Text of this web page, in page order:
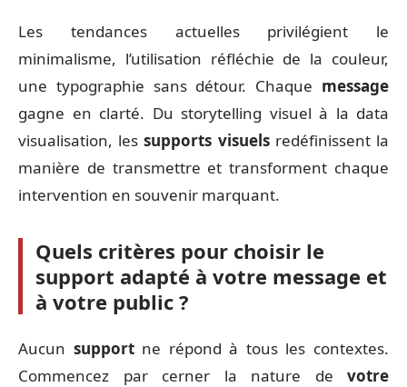
Les tendances actuelles privilégient le
minimalisme, l’utilisation réfléchie de la couleur,
une typographie sans détour. Chaque message
gagne en clarté. Du storytelling visuel à la data
visualisation, lessupports visuelsredéfinissent la
manière de transmettre et transforment chaque
intervention en souvenir marquant.
Quels critères pour choisir le
support adapté à votre message et
à votre public ?
Aucun supportne répond à tous les contextes.
Commencez par cerner la nature de votre